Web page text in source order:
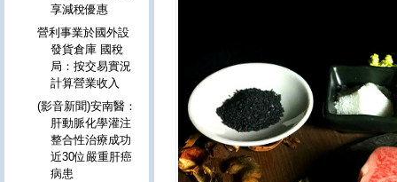
享減稅優惠
營利事業於國外設
發貨倉庫 國稅
局：按交易實況
計算營業收入
(影音新聞)安南醫：
肝動脈化學灌注
整合性治療成功
近30位嚴重肝癌
病患